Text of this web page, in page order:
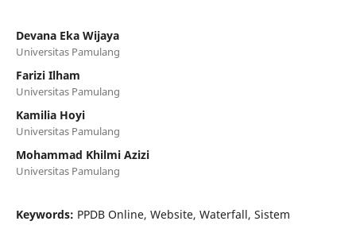
Devana Eka Wijaya
Universitas Pamulang
Farizi Ilham
Universitas Pamulang
Kamilia Hoyi
Universitas Pamulang
Mohammad Khilmi Azizi
Universitas Pamulang
Keywords: PPDB Online, Website, Waterfall, Sistem